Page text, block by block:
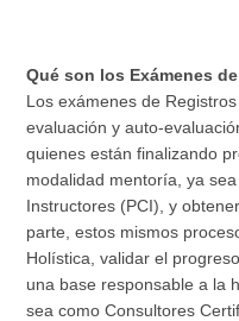
Qué son los Exámenes
Los exámenes de
evaluación y auto-
quienes están finalizando
modalidad mentoría, ya
Instructores (PCI), y
parte, estos mismos
Holística, validar el
una base responsable a la
sea como Consultores